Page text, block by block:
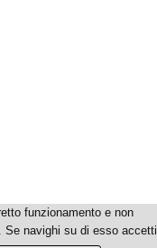
funzionamento e non
Se navighi su di esso accetti